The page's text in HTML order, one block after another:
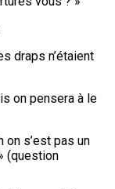
draps n’étaient
on pensera à le
on s’est pas un
(question